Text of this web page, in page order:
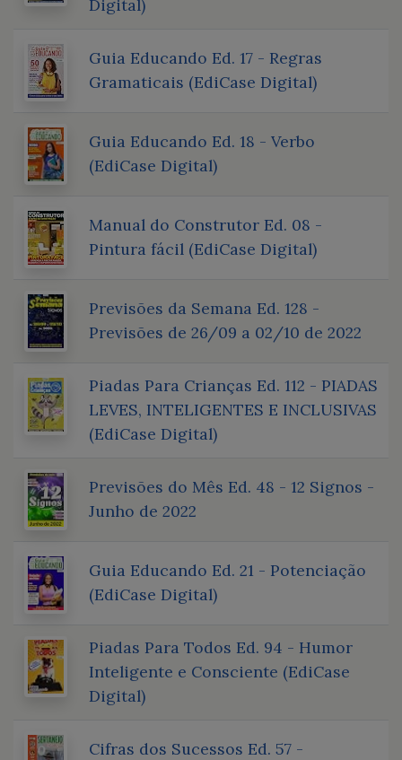
Digital)
Guia Educando Ed. 17 - Regras
Gramaticais (EdiCase Digital)
Guia Educando Ed. 18 - Verbo
(EdiCase Digital)
Manual do Construtor Ed. 08 -
Pintura fácil (EdiCase Digital)
Previsões da Semana Ed. 128 -
Previsões de 26/09 a 02/10 de 2022
Piadas Para Crianças Ed. 112 - PIADAS
LEVES, INTELIGENTES E INCLUSIVAS
(EdiCase Digital)
Previsões do Mês Ed. 48 - 12 Signos -
Junho de 2022
Guia Educando Ed. 21 - Potenciação
(EdiCase Digital)
Piadas Para Todos Ed. 94 - Humor
Inteligente e Consciente (EdiCase
Digital)
Cifras dos Sucessos Ed. 57 -